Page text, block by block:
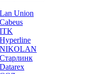
Union
NIKOLAN